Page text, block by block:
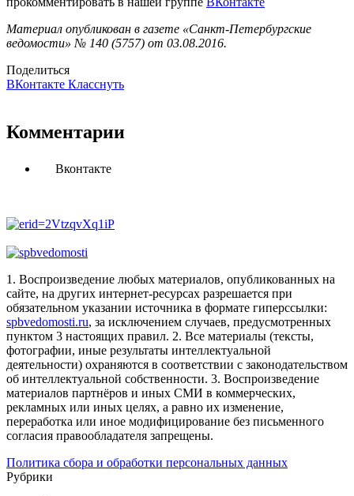
Материал опубликован в газете «Санкт-Петербургские
ведомости» № 140 (5757) от 03.08.2016.
Поделиться
ВКонтакте Класснуть
Комментарии
Вконтакте
1. Воспроизведение любых материалов, опубликованных на
сайте, на других интернет-ресурсах разрешается при
обязательном указании источника в формате гиперссылки:
spbvedomosti.ru, за исключением случаев, предусмотренных
пунктом 3 настоящих правил. 2. Все материалы (тексты,
фотографии, иные результаты интеллектуальной
деятельности) охраняются в соответствии с законодательством
об интеллектуальной собственности. 3. Воспроизведение
материалов партнёров и иных СМИ в коммерческих,
рекламных или иных целях, а равно их изменение,
переработка или иное модифицирование без письменного
согласия правообладателя запрещены.
Политика сбора и обработки персональных данных
Рубрики